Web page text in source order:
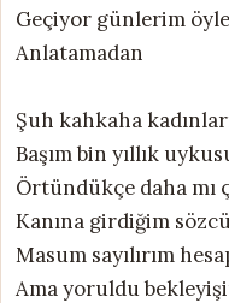
Geçiyor günlerim
Anlatamadan
Şuh kahkaha
Başım bin yıllık
Örtündükçe daha
Kanına girdiğim
Masum sayılırım
Ama yoruldu